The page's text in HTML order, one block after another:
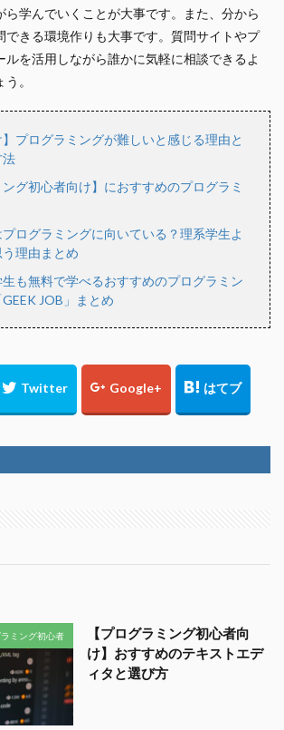
ら学んでいくことが大事です。また、分から
できる環境作りも大事です。質問サイトやプ
ルを活用しながら誰かに気軽に相談できるよ
。
】プログラミングが難しいと感じる理由と
法
ング初心者向け】におすすめのプログラミ
ログラミングに向いている？理系学生よ
理由まとめ
生も無料で学べるおすすめのプログラミン
JOB」まとめ
ミング初心者
【プログラミング初心者向
け】おすすめのテキストエデ
ィタと選び方